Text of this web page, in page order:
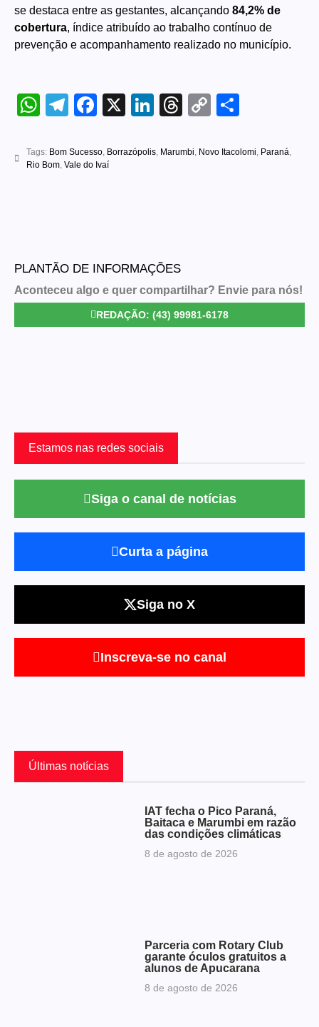
se destaca entre as gestantes, alcançando 84,2% de
cobertura, índice atribuído ao trabalho contínuo de
prevenção e acompanhamento realizado no município.
WhatsApp
Telegram
Facebook
X LinkedIn
Threads
Copy
Tags: Bom Sucesso, Borrazópolis, Marumbi, Novo Itacolomi, Paraná,
Rio Bom, Vale do Ivaí
PLANTÃO DE INFORMAÇÕES
Aconteceu algo e quer compartilhar? Envie para nós!
REDAÇÃO: (43) 99981-6178
Estamos nas redes sociais
Siga o canal de notícias
Curta a página
Siga no X
Inscreva-se no canal
Últimas notícias
IAT fecha o Pico Paraná,
Baitaca e Marumbi em razão
das condições climáticas
8 de agosto de 2026
Parceria com Rotary Club
garante óculos gratuitos a
alunos de Apucarana
8 de agosto de 2026